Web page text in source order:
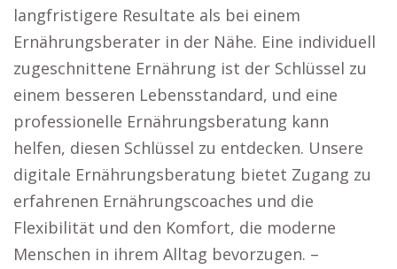
langfristigere Resultate als bei einem
Ernährungsberater in der Nähe. Eine individuell
zugeschnittene Ernährung ist der Schlüssel zu
einem besseren Lebensstandard, und eine
professionelle Ernährungsberatung kann
helfen, diesen Schlüssel zu entdecken. Unsere
digitale Ernährungsberatung bietet Zugang zu
erfahrenen Ernährungscoaches und die
Flexibilität und den Komfort, die moderne
Menschen in ihrem Alltag bevorzugen. –